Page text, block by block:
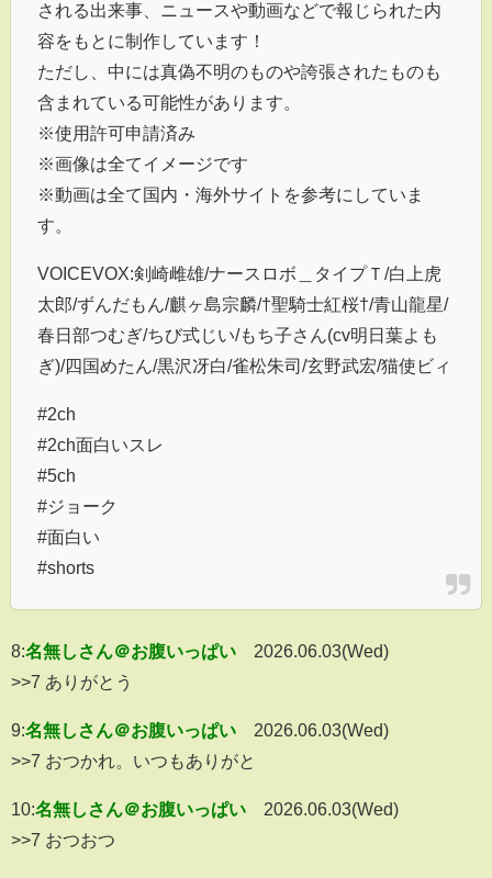
される出来事、ニュースや動画などで報じられた内
容をもとに制作しています！
ただし、中には真偽不明のものや誇張されたものも
含まれている可能性があります。
※使用許可申請済み
※画像は全てイメージです
※動画は全て国内・海外サイトを参考にしていま
す。
VOICEVOX:剣崎雌雄/ナースロボ＿タイプＴ/白上虎
太郎/ずんだもん/麒ヶ島宗麟/†聖騎士紅桜†/青山龍星/
春日部つむぎ/ちび式じい/もち子さん(cv明日葉よも
ぎ)/四国めたん/黒沢冴白/雀松朱司/玄野武宏/猫使ビィ
#2ch
#2ch面白いスレ
#5ch
#ジョーク
#面白い
#shorts
8:名無しさん＠お腹いっぱい
2026.06.03(Wed)
>>7 ありがとう
9:名無しさん＠お腹いっぱい
2026.06.03(Wed)
>>7 おつかれ。いつもありがと
10:名無しさん＠お腹いっぱい
2026.06.03(Wed)
>>7 おつおつ